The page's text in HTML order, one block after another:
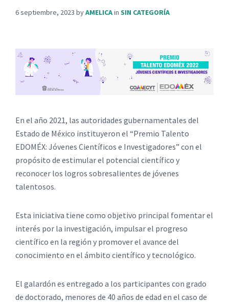
6 septiembre, 2023 byAMELICAin SIN CATEGORÍA
En el año 2021, las autoridades gubernamentales del
Estado de México instituyeron el “Premio Talento
EDOMÉX: Jóvenes Científicos e Investigadores” con el
propósito de estimular el potencial científico y
reconocer los logros sobresalientes de jóvenes
talentosos.
Esta iniciativa tiene como objetivo principal fomentar el
interés por la investigación, impulsar el progreso
científico en la región y promover el avance del
conocimiento en el ámbito científico y tecnológico.
El galardón es entregado a los participantes con grado
de doctorado, menores de 40 años de edad en el caso de